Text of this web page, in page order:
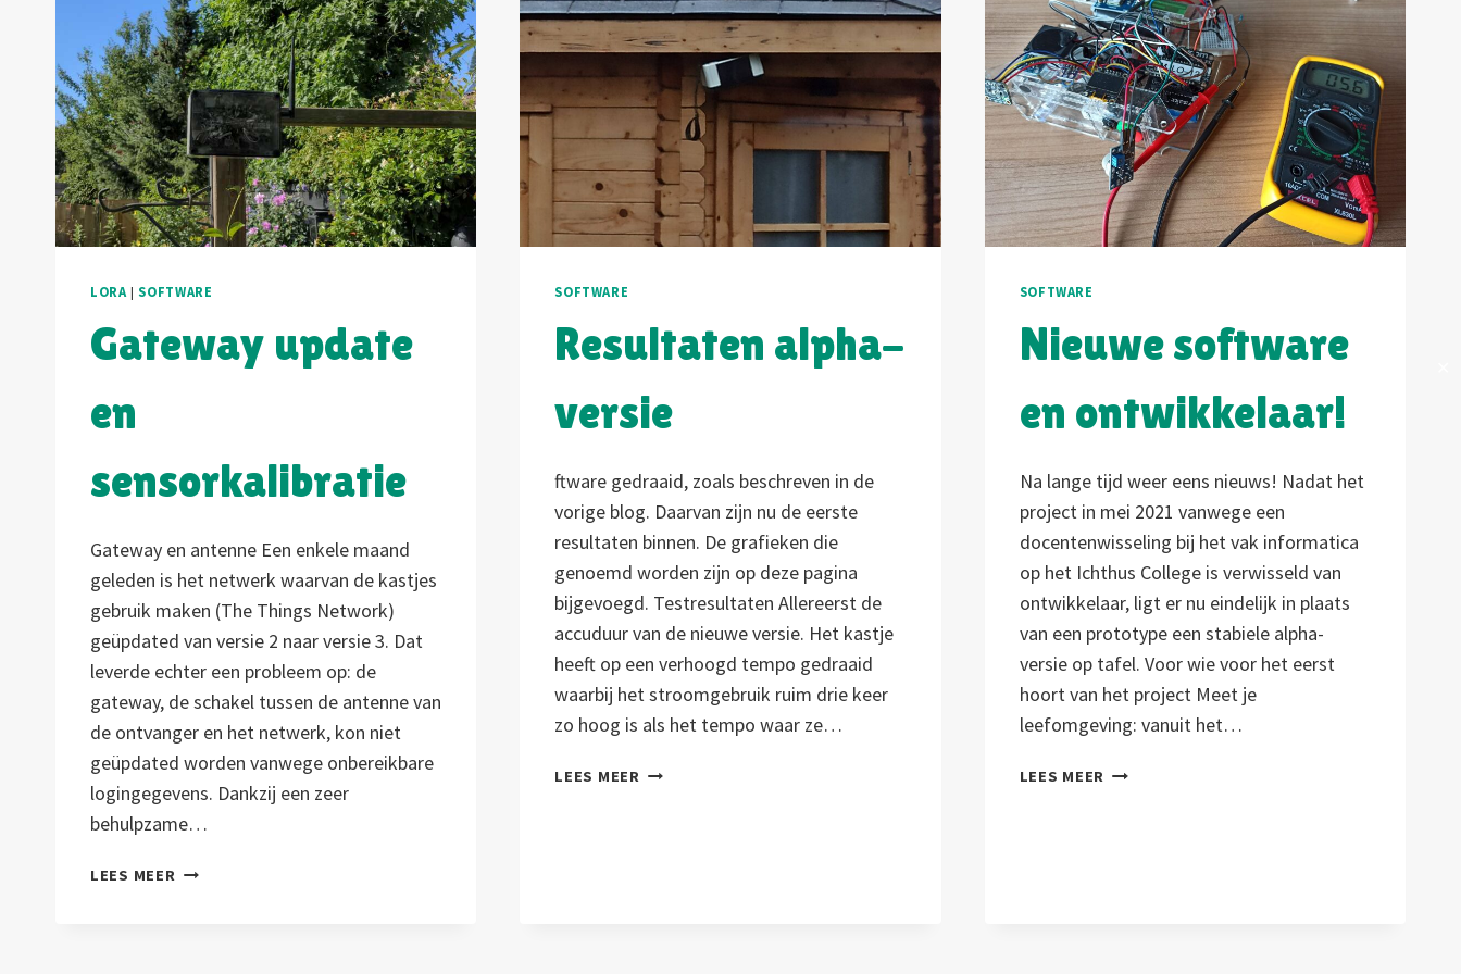
LORA |SOFTWARE
Gateway update
en
sensorkalibratie
Gateway en antenne Een enkele maand
geleden is het netwerk waarvan de kastjes
gebruik maken (The Things Network)
geüpdated van versie 2 naar versie 3. Dat
leverde echter een probleem op: de
gateway, de schakel tussen de antenne van
de ontvanger en het netwerk, kon niet
geüpdated worden vanwege onbereikbare
logingegevens. Dankzij een zeer
behulpzame…
LEES MEER GATEWAY
SOFTWARE
Resultaten alpha-
versie
ftware gedraaid, zoals beschreven in de
vorige blog. Daarvan zijn nu de eerste
resultaten binnen. De grafieken die
genoemd worden zijn op deze pagina
bijgevoegd. Testresultaten Allereerst de
accuduur van de nieuwe versie. Het kastje
heeft op een verhoogd tempo gedraaid
waarbij het stroomgebruik ruim drie keer
zo hoog is als het tempo waar ze…
LEES MEER RESULTATEN
SOFTWARE
Nieuwe software
en ontwikkelaar!
Na lange tijd weer eens nieuws! Nadat het
project in mei 2021 vanwege een
docentenwisseling bij het vak informatica
op het Ichthus College is verwisseld van
ontwikkelaar, ligt er nu eindelijk in plaats
van een prototype een stabiele alpha-
versie op tafel. Voor wie voor het eerst
hoort van het project Meet je
leefomgeving: vanuit het…
LEES MEER NIEUWE